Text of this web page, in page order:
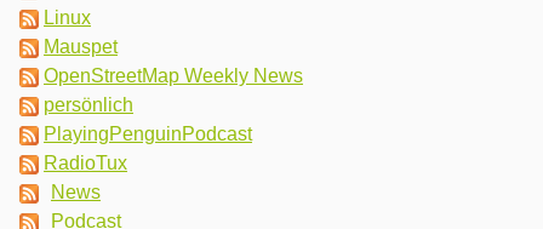
Linux
Mauspet
OpenStreetMap Weekly News
persönlich
PlayingPenguinPodcast
RadioTux
News
Podcast